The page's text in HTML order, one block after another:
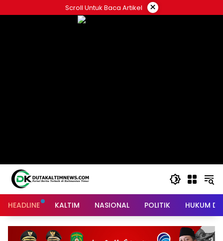
to
Scroll Untuk Baca Artikel ×
HEADLINE KALTIM NASIONAL POLITIK HUKUM